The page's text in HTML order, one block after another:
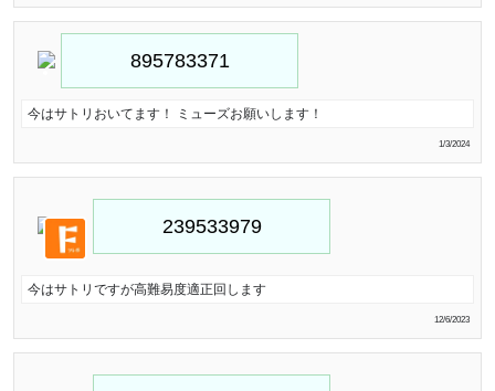
今はサトリおいてます！ ミューズお願いします！
1/3/2024
今はサトリですが高難易度適正回します
12/6/2023